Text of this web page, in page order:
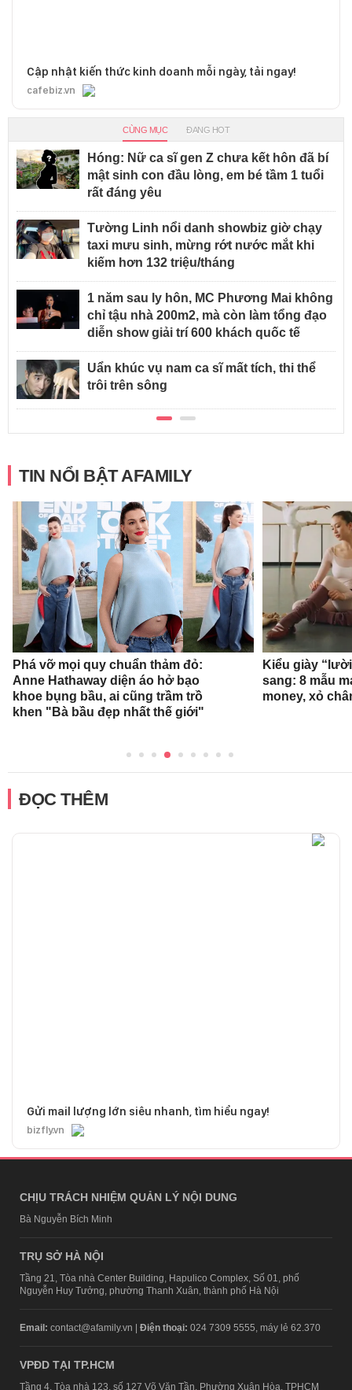
Cập nhật kiến thức kinh doanh mỗi ngày, tải ngay!
cafebiz.vn
CÙNG MỤC ĐANG HOT
Hóng: Nữ ca sĩ gen Z chưa kết hôn đã bí
mật sinh con đầu lòng, em bé tầm 1 tuổi
rất đáng yêu
Tường Linh nổi danh showbiz giờ chạy
taxi mưu sinh, mừng rớt nước mắt khi
kiếm hơn 132 triệu/tháng
1 năm sau ly hôn, MC Phương Mai không
chỉ tậu nhà 200m2, mà còn làm tổng đạo
diễn show giải trí 600 khách quốc tế
Uẩn khúc vụ nam ca sĩ mất tích, thi thể
trôi trên sông
TIN NỔI BẬT AFAMILY
Phá vỡ mọi quy chuẩn thảm đỏ:
Anne Hathaway diện áo hở bạo
khoe bụng bầu, ai cũng trầm trồ
khen "Bà bầu đẹp nhất thế giới"
Kiểu giày
sang: 8 mẫu
money, xỏ
ĐỌC THÊM
Gửi mail lượng lớn siêu nhanh, tìm hiểu ngay!
bizfly.vn
CHỊU TRÁCH NHIỆM QUẢN LÝ NỘI DUNG
Bà Nguyễn Bích Minh
TRỤ SỞ HÀ NỘI
Tầng 21, Tòa nhà Center Building, Hapulico Complex, Số 01, phố
Nguyễn Huy Tưởng, phường Thanh Xuân, thành phố Hà Nội
Email: contact@afamily.vn | Điện thoại: 024 7309 5555, máy lẻ 62.370
VPĐD TẠI TP.HCM
Tầng 4, Tòa nhà 123, số 127 Võ Văn Tần, Phường Xuân Hòa, TPHCM